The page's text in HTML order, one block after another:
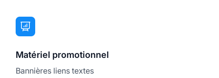
Matériel promotionnel
Bannières liens textes